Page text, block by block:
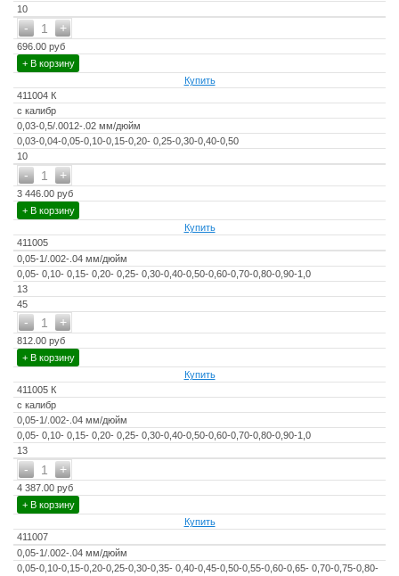
10
+
- 1
696.00 руб
+ В корзину
Купить
411004 К
с калибр
0,03-0,5/.0012-.02 мм/дюйм
0,03-0,04-0,05-0,10-0,15-0,20- 0,25-0,30-0,40-0,50
10
+
- 1
3 446.00 руб
+ В корзину
Купить
411005
0,05-1/.002-.04 мм/дюйм
0,05- 0,10- 0,15- 0,20- 0,25- 0,30-0,40-0,50-0,60-0,70-0,80-0,90-1,0
13
45
+
- 1
812.00 руб
+ В корзину
Купить
411005 К
с калибр
0,05-1/.002-.04 мм/дюйм
0,05- 0,10- 0,15- 0,20- 0,25- 0,30-0,40-0,50-0,60-0,70-0,80-0,90-1,0
13
+
- 1
4 387.00 руб
+ В корзину
Купить
411007
0,05-1/.002-.04 мм/дюйм
0,05-0,10-0,15-0,20-0,25-0,30-0,35- 0,40-0,45-0,50-0,55-0,60-0,65- 0,70-0,75-0,80-